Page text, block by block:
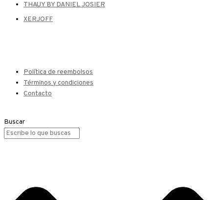
THAUY BY DANIEL JOSIER
XERJOFF
Política de reembolsos
Términos y condiciones
Contacto
Buscar